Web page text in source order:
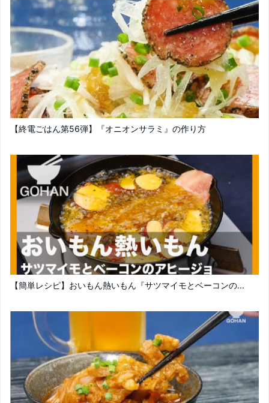
【終電ごはん第56弾】『オニオンサラミ』の作り方
【簡単レシピ】おいもん熱いもん『サツマイモとベーコンの...